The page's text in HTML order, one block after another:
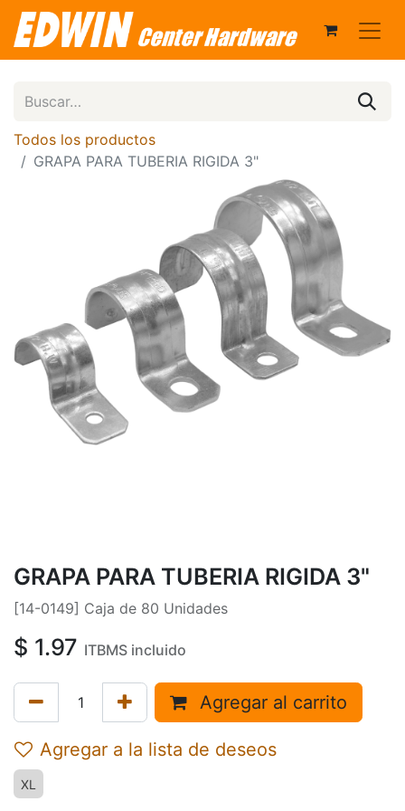
Todos los productos
GRAPA PARA TUBERIA RIGIDA 3"
GRAPA PARA TUBERIA RIGIDA 3"
[14-0149] Caja de 80 Unidades
$ 1.97 ITBMS incluido
Agregar al carrito
Agregar a la lista de deseos
XL